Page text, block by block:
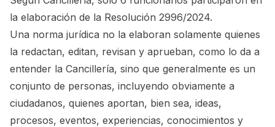
la elaboración de la Resolución 2996/2024.
Una norma jurídica no la elaboran solamente quienes
la redactan, editan, revisan y aprueban, como lo da a
entender la Cancillería, sino que generalmente es un
conjunto de personas, incluyendo obviamente a
ciudadanos, quienes aportan, bien sea, ideas,
procesos, eventos, experiencias, conocimientos y